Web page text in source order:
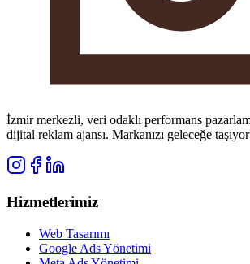
İzmir merkezli, veri odaklı performans
dijital reklam ajansı. Markanızı geleceğe
Hizmetlerimiz
Web Tasarımı
Google Ads Yönetimi